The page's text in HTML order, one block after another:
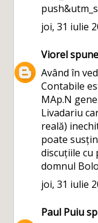
joi, 31 iulie
Viorel
Având în
Contabile
MAp.N
Livadariu
reală)
poate
discuțiile cu
domnul
joi, 31 iulie
Paul Puiu